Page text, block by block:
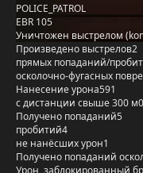
POLICE_PATROL
EBR 105
Уничтожен выстрелом
Произведено выстрелов2
прямых попаданий/
осколочно-фугасных
Нанесение урона591
с дистанции свыше 300 м0
Получено попаданий5
пробитий4
не нанёсших урон1
Получено попаданий
Урон, заблокированный